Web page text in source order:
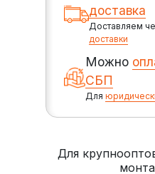
доставка
Доставляем
доставки
Можно
СБП
Для
Для